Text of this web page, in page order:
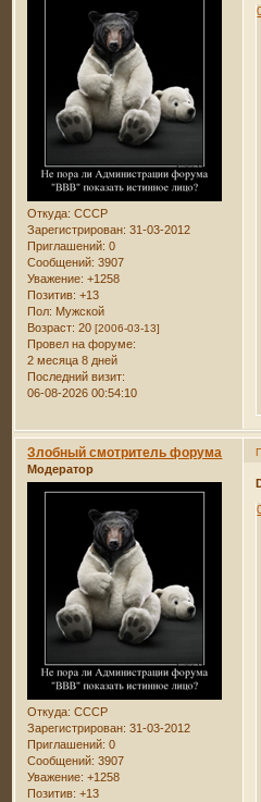
Откуда: СССР
Зарегистрирован: 31-03-2012
Приглашений: 0
Сообщений: 3907
Уважение: +1258
Позитив: +13
Пол: Мужской
Возраст: 20[2006-03-13]
Провел на форуме:
2 месяца 8 дней
Последний визит:
06-08-2026 00:54:10
Злобный смотритель форума
Модератор
Откуда: СССР
Зарегистрирован: 31-03-2012
Приглашений: 0
Сообщений: 3907
Уважение: +1258
Позитив: +13